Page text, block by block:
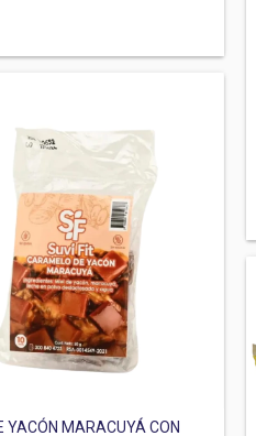
YACÓN MARACUYÁ CON